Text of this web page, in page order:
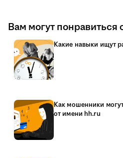
Вам могут понравиться
Какие навыки ищут
Как мошенники
от имени hh.ru